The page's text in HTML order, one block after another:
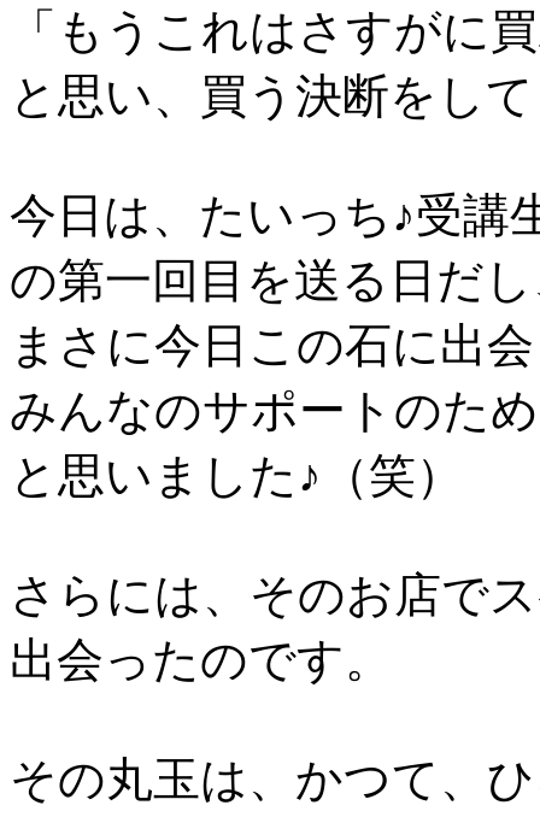
「もうこれはさすがに
と思い、買う決断をし
今日は、たいっち♪受講
の第一回目を送る日だ
まさに今日この石に出
みんなのサポートのた
と思いました♪（笑）
さらには、そのお店で
出会ったのです。
その丸玉は、かつて、